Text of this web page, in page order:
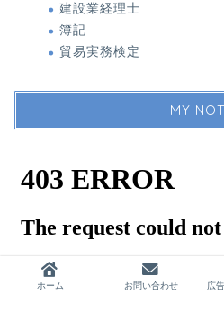
建設業経理士
簿記
貿易実務検定
MY
ホーム お問い合わせ
広